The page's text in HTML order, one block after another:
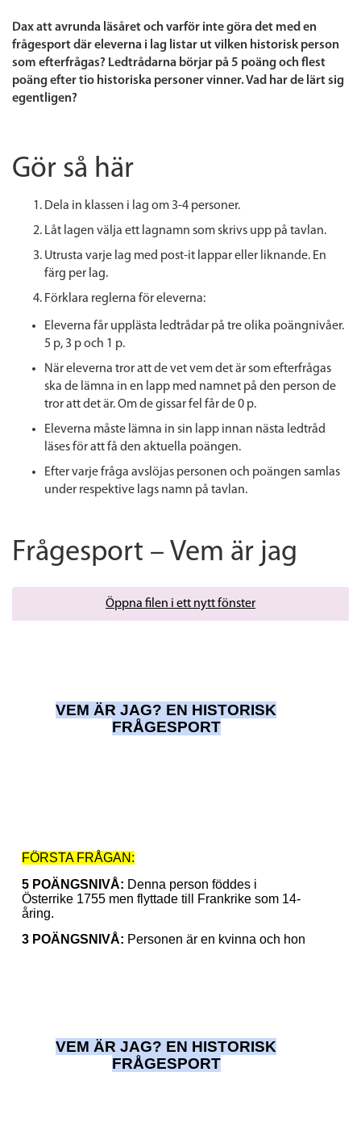
Dax att avrunda läsåret och varför inte göra det med en
frågesport där eleverna i lag listar ut vilken historisk person
som efterfrågas? Ledtrådarna börjar på 5 poäng och flest
poäng efter tio historiska personer vinner. Vad har de lärt sig
egentligen?
Gör så här
Dela in klassen i lag om 3-4 personer.
Låt lagen välja ett lagnamn som skrivs upp på tavlan.
Utrusta varje lag med post-it lappar eller liknande. En
färg per lag.
Förklara reglerna för eleverna:
Eleverna får upplästa ledtrådar på tre olika poängnivåer.
5 p, 3 p och 1 p.
När eleverna tror att de vet vem det är som efterfrågas
ska de lämna in en lapp med namnet på den person de
tror att det är. Om de gissar fel får de 0 p.
Eleverna måste lämna in sin lapp innan nästa ledtråd
läses för att få den aktuella poängen.
Efter varje fråga avslöjas personen och poängen samlas
under respektive lags namn på tavlan.
Frågesport – Vem är jag
Öppna filen i ett nytt fönster